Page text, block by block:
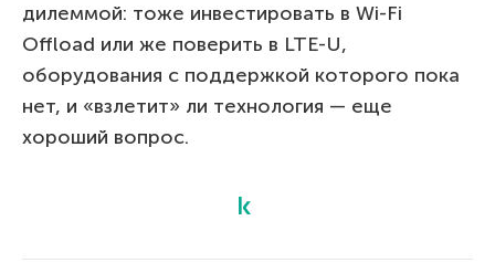
дилеммой: тоже инвестировать в Wi-Fi
Offload или же поверить в LTE-U,
оборудования с поддержкой которого пока
нет, и «взлетит» ли технология — еще
хороший вопрос.